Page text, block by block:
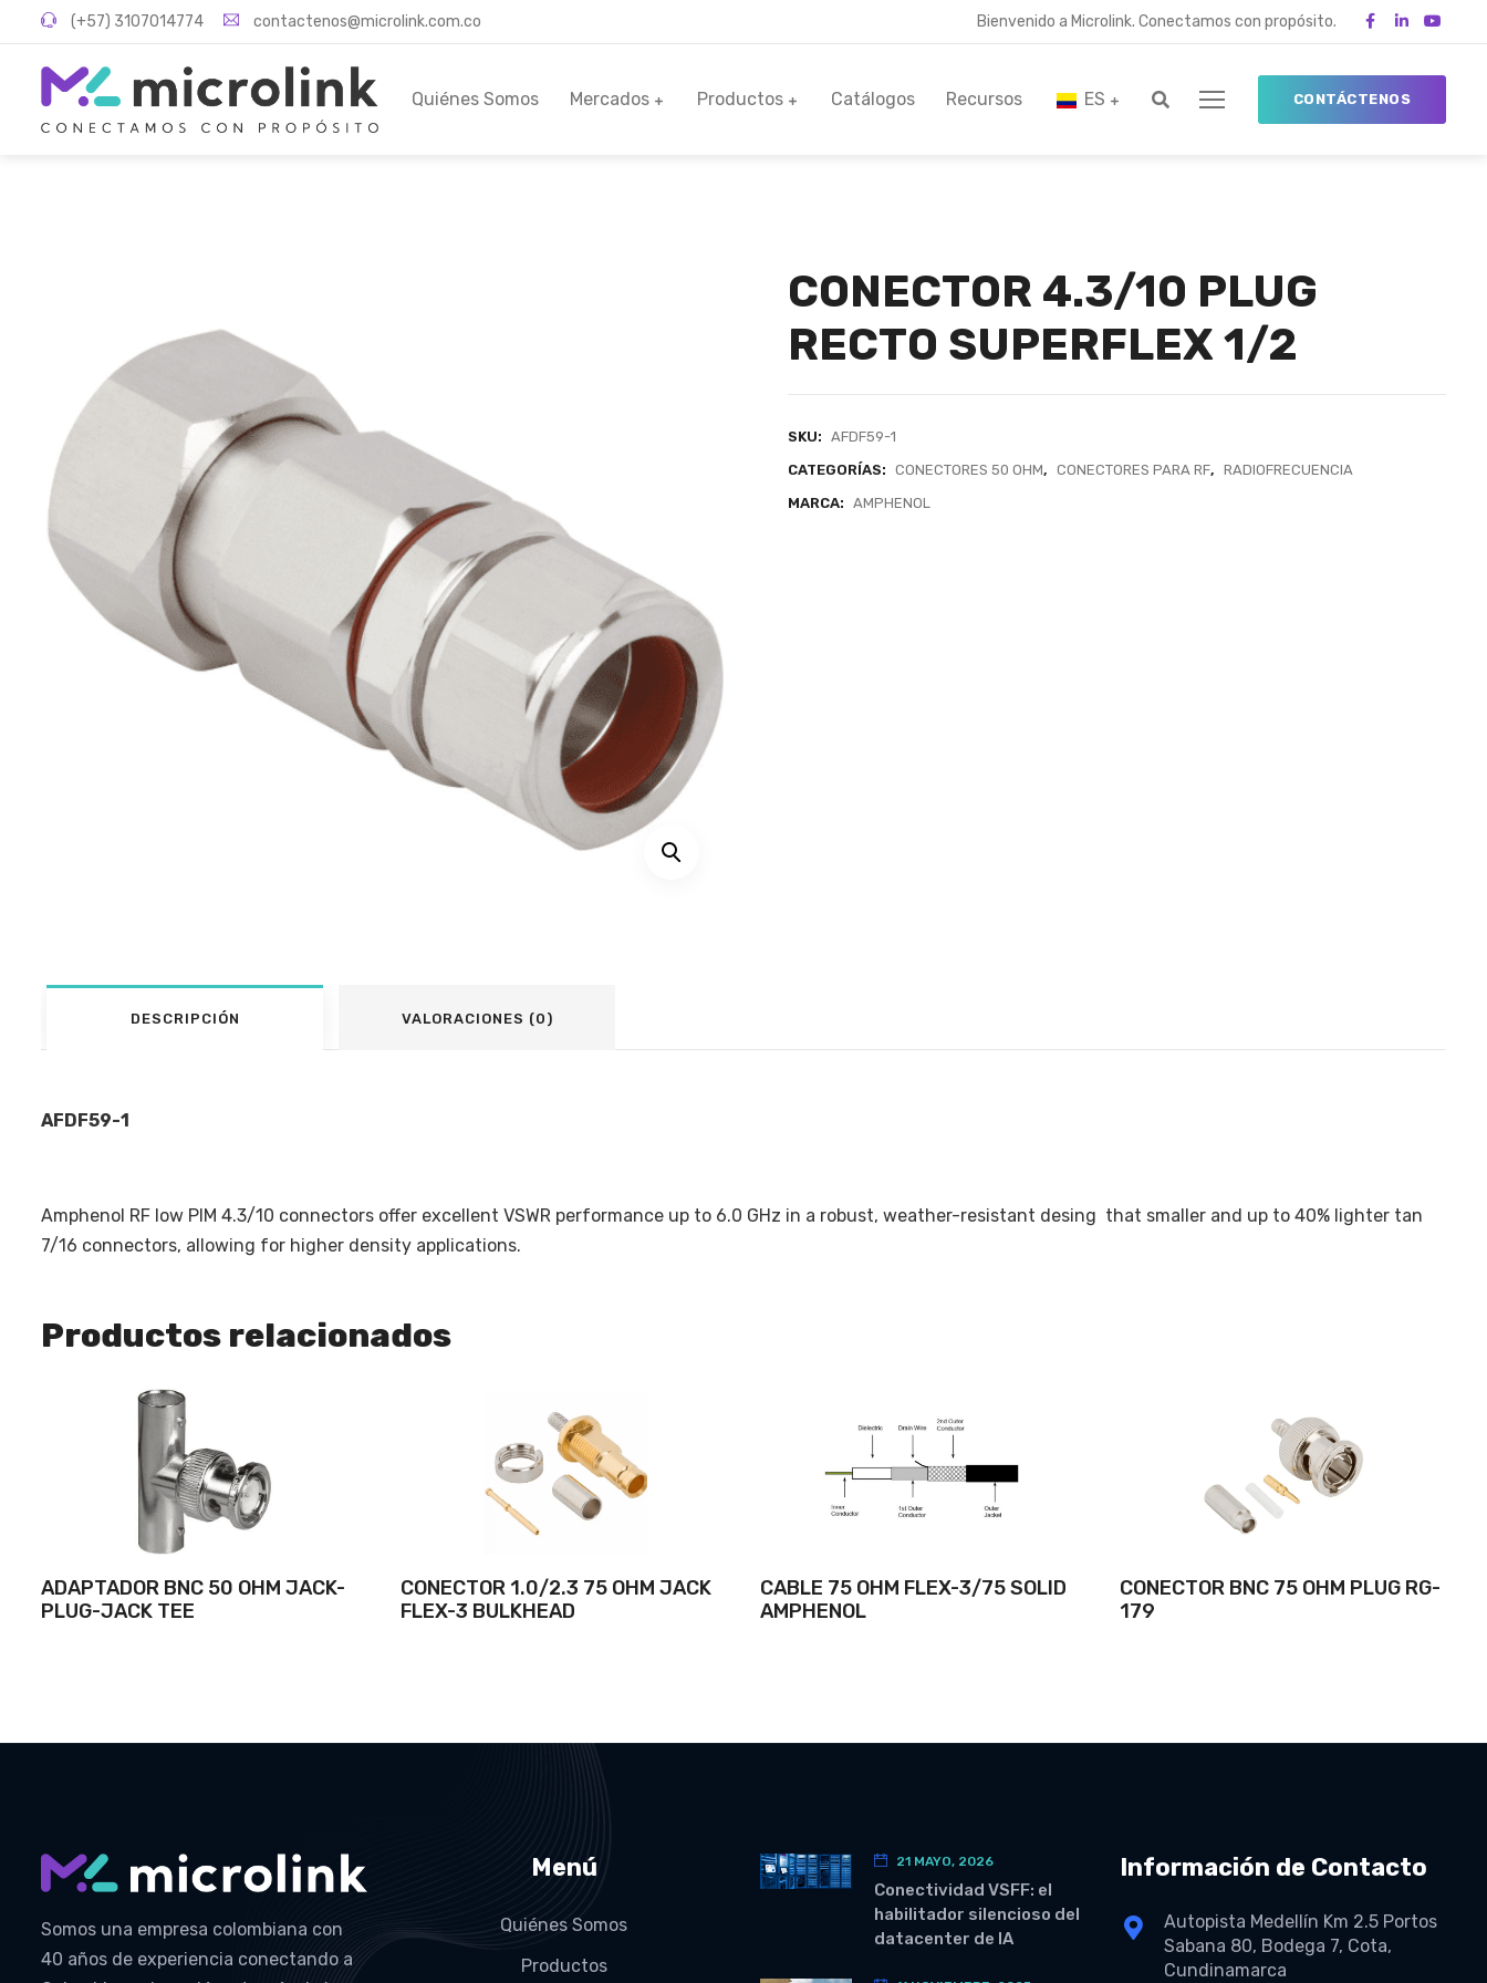
(+57) 3107014774 contactenos@microlink.com.co Bienvenido a Microlink. Conectamos con propósito.
Quiénes Somos Mercados Productos Catálogos Recursos ES CONTÁCTENOS
CONECTOR 4.3/10 PLUG
RECTO SUPERFLEX 1/2
SKU: AFDF59-1
CATEGORÍAS: CONECTORES 50 OHM, CONECTORES PARA RF, RADIOFRECUENCIA
MARCA: AMPHENOL
DESCRIPCIÓN VALORACIONES (0)
AFDF59-1
Amphenol RF low PIM 4.3/10 connectors offer excellent VSWR performance up to 6.0 GHz in a robust, weather-resistant desing that smaller and up to 40% lighter tan
7/16 connectors, allowing for higher density applications.
Productos relacionados
ADAPTADOR BNC 50 OHM JACK-
PLUG-JACK TEE
CONECTOR 1.0/2.3 75 OHM JACK
FLEX-3 BULKHEAD
CABLE 75 OHM FLEX-3/75 SOLID
AMPHENOL
CONECTOR BNC 75 OHM PLUG RG-
179
Somos una empresa colombiana con
40 años de experiencia conectando a
Menú
Quiénes Somos
Productos
21 MAYO, 2026
Conectividad VSFF: el
habilitador silencioso del
datacenter de IA
Información de Contacto
Autopista Medellín Km 2.5 Portos
Sabana 80, Bodega 7, Cota,
Cundinamarca